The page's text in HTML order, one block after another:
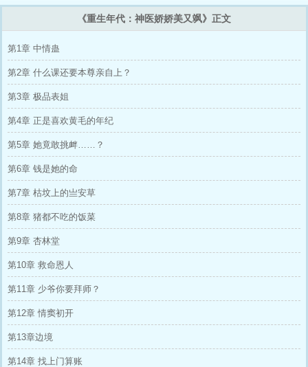
《重生年代：神医娇娇美又飒》正文
第1章 中情蛊
第2章 什么课还要本尊亲自上？
第3章 极品表姐
第4章 正是喜欢黄毛的年纪
第5章 她竟敢挑衅……？
第6章 钱是她的命
第7章 枯坟上的亗安草
第8章 猪都不吃的饭菜
第9章 杏林堂
第10章 救命恩人
第11章 少爷你要拜师？
第12章 情窦初开
第13章边境
第14章 找上门算账